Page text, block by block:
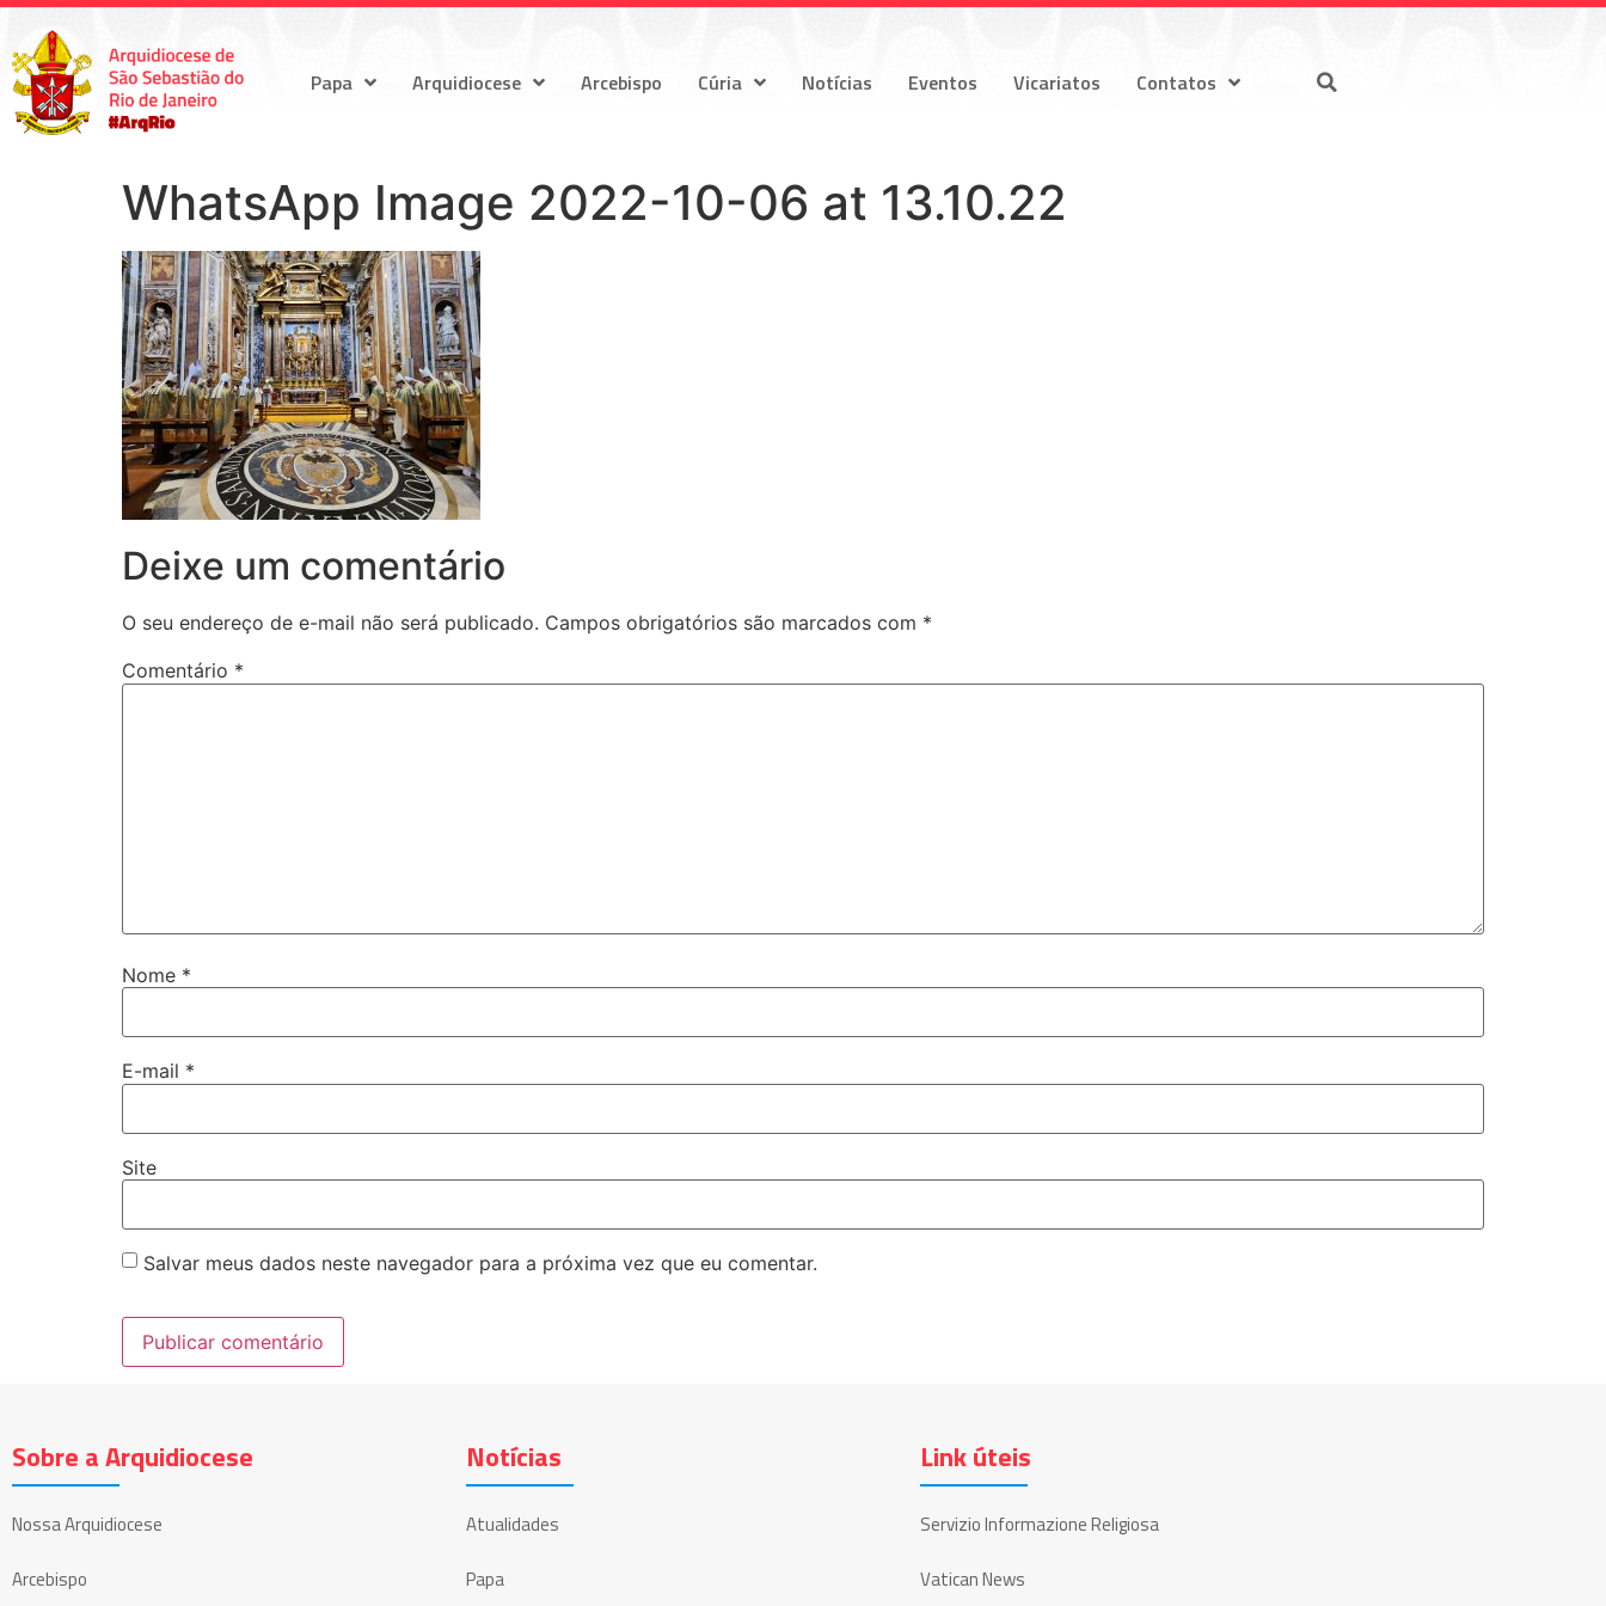
Papa Arquidiocese Arcebispo Cúria Notícias Eventos Vicariatos Contatos
WhatsApp Image 2022-10-06 at 13.10.22
Deixe um comentário
O seu endereço de e-mail não será publicado. Campos obrigatórios são marcados com *
Comentário *
Nome *
E-mail *
Site
Salvar meus dados neste navegador para a próxima vez que eu comentar.
Sobre a Arquidiocese
Nossa Arquidiocese
Arcebispo
Notícias
Atualidades
Papa
Link úteis
Servizio Informazione Religiosa
Vatican News